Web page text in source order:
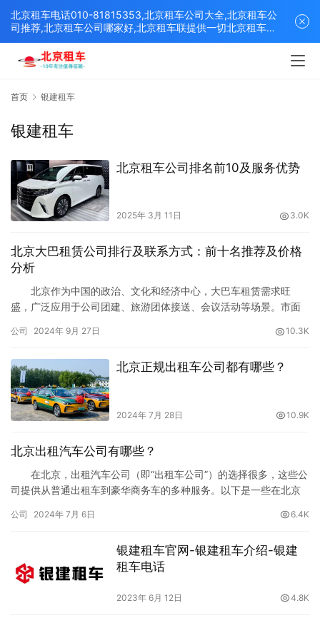
首页 银建租车
银建租车
北京租车公司排名前10及服务优势
2025年 3月 11日 3.0K
北京大巴租赁公司排行及联系方式：前十名推荐及价格
分析
北京作为中国的政治、文化和经济中心，大巴车租赁需求旺
盛，广泛应用于公司团建、旅游团体接送、会议活动等场景。市面
司前十名的排行榜及其相关信息，包括联系方式和价格参考，帮助
租车】 公司简介：【北京租车】是中国最早从事汽车租赁…
公司 2024年 9月 27日 10.3K
北京正规出租车公司都有哪些？
2024年 7月 28日 10.9K
北京出租汽车公司有哪些？
在北京，出租汽车公司（即“出租车公司”）的选择很多，这些公
司提供从普通出租车到豪华商务车的多种服务。以下是一些在北京
1. 北京【北京租车】租车公司 1.1. 北京【北京租车】租车
牌，致力于提供优质、安全的出行体验。在北京有着广…
公司 2024年 7月 6日 6.4K
银建租车官网-银建租车介绍-银建
租车电话
2023年 6月 12日 4.8K
北京租车电话010-81815353,北京租车公司大全,北京租车公
司推荐,北京租车公司哪家好,北京租车联提供一切北京租车解
决方案,打造北京优质的租车平台！